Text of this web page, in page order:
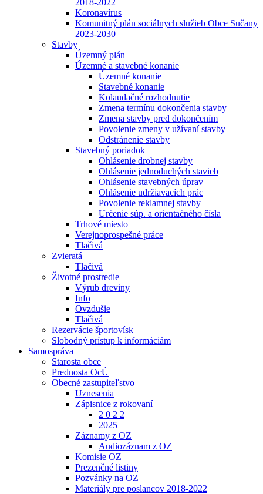
2018-2022
Koronavírus
Komunitný plán sociálnych služieb Obce Sučany
2023-2030
Stavby
Územný plán
Územné a stavebné konanie
Územné konanie
Stavebné konanie
Kolaudačné rozhodnutie
Zmena termínu dokončenia stavby
Zmena stavby pred dokončením
Povolenie zmeny v užívaní stavby
Odstránenie stavby
Stavebný poriadok
Ohlásenie drobnej stavby
Ohlásenie jednoduchých stavieb
Ohlásenie stavebných úprav
Ohlásenie udržiavacích prác
Povolenie reklamnej stavby
Určenie súp. a orientačného čísla
Trhové miesto
Verejnoprospešné práce
Tlačivá
Zvieratá
Tlačivá
Životné prostredie
Výrub dreviny
Info
Ovzdušie
Tlačivá
Rezervácie športovísk
Slobodný prístup k informáciám
Samospráva
Starosta obce
Prednosta OcÚ
Obecné zastupiteľstvo
Uznesenia
Zápisnice z rokovaní
2 0 2 2
2025
Záznamy z OZ
Audiozáznam z OZ
Komisie OZ
Prezenčné listiny
Pozvánky na OZ
Materiály pre poslancov 2018-2022